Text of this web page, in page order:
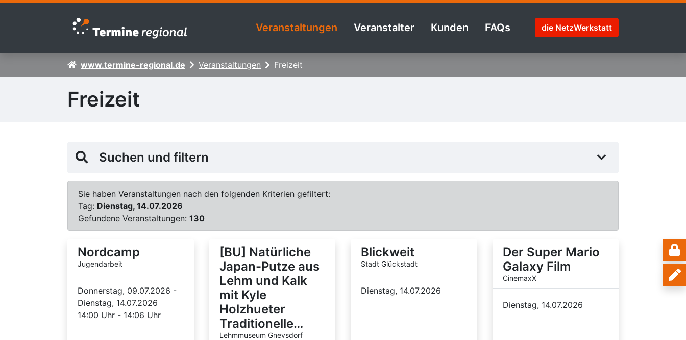
Zur Navigation springen
Zum Inhalt springen
Veranstaltungen Veranstalter Kunden FAQs die NetzWerkstatt
www.termine-regional.de Veranstaltungen Freizeit
Freizeit
Suchen und filtern
Sie haben Veranstaltungen nach den folgenden Kriterien gefiltert:
Tag: Dienstag, 14.07.2026
Gefundene Veranstaltungen: 130
Nordcamp
Jugendarbeit
Donnerstag, 09.07.2026 -
Dienstag, 14.07.2026
14:00 Uhr - 14:06 Uhr
[BU] Natürliche
Japan-Putze aus
Lehm und Kalk
mit Kyle
Holzhueter
Traditionelle…
Lehmmuseum Gnevsdorf
Blickweit
Stadt Glückstadt
Dienstag, 14.07.2026
Der Super Mario
Galaxy Film
CinemaxX
Dienstag, 14.07.2026